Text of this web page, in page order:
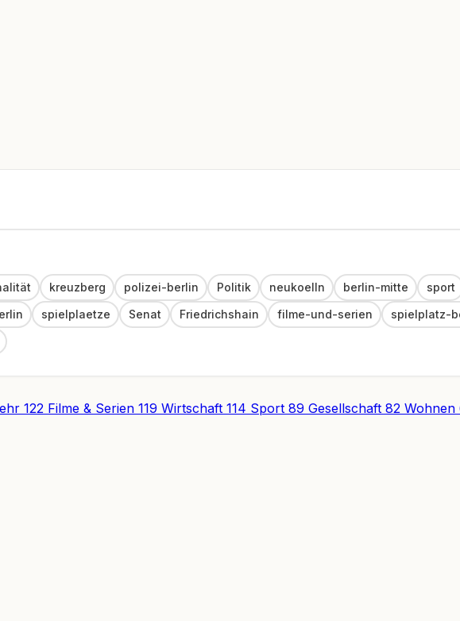
kreuzberg polizei-berlin Politik neukoelln berlin-mitte sport
spielplaetze Senat Friedrichshain filme-und-serien spielplatz-
122 Filme & Serien 119 Wirtschaft 114 Sport 89 Gesellschaft 82 Wohnen